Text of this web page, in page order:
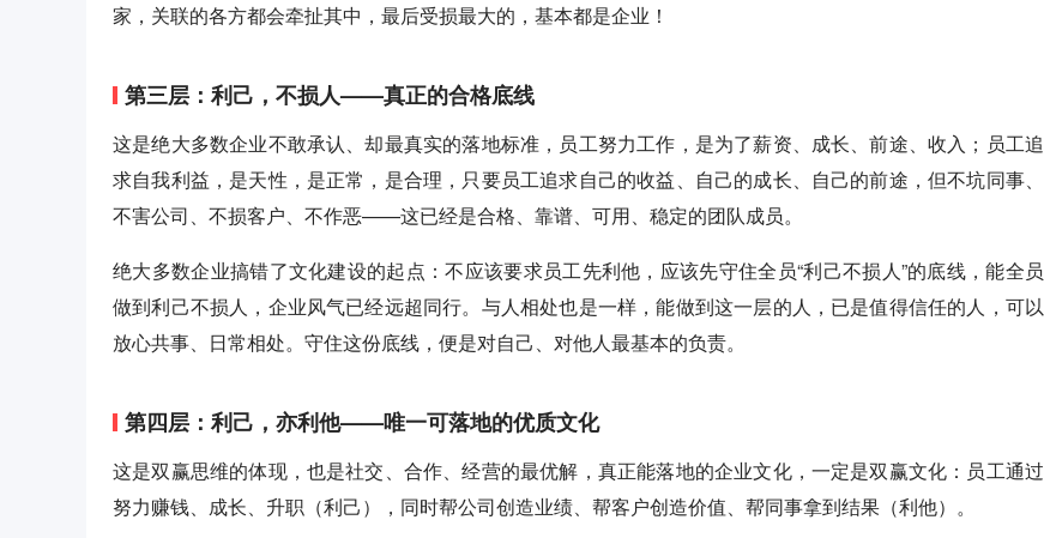
家，关联的各方都会牵扯其中，最后受损最大的，基本都是企业！
第三层：利己，不损人——真正的合格底线
这是绝大多数企业不敢承认、却最真实的落地标准，员工努力工作，是为了薪资、成长、前途、收入；员工追
求自我利益，是天性，是正常，是合理，只要员工追求自己的收益、自己的成长、自己的前途，但不坑同事、
不害公司、不损客户、不作恶——这已经是合格、靠谱、可用、稳定的团队成员。
绝大多数企业搞错了文化建设的起点：不应该要求员工先利他，应该先守住全员“利己不损人”的底线，能全员
做到利己不损人，企业风气已经远超同行。与人相处也是一样，能做到这一层的人，已是值得信任的人，可以
放心共事、日常相处。守住这份底线，便是对自己、对他人最基本的负责。
第四层：利己，亦利他——唯一可落地的优质文化
这是双赢思维的体现，也是社交、合作、经营的最优解，真正能落地的企业文化，一定是双赢文化：员工通过
努力赚钱、成长、升职（利己），同时帮公司创造业绩、帮客户创造价值、帮同事拿到结果（利他）。